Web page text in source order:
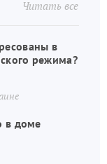
Читать все
в
режима?
в доме